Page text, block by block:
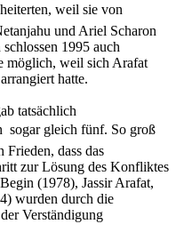
weil sie von
und Ariel Scharon
1995 auch
möglich, weil sich Arafat
hatte.
tatsächlich
sogar gleich fünf. So groß
Frieden, dass das
zur Lösung des Konfliktes
(1978), Jassir Arafat,
wurden durch die
Verständigung